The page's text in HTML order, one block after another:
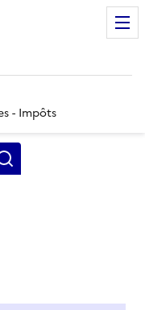
- Impôts
clés, partie du